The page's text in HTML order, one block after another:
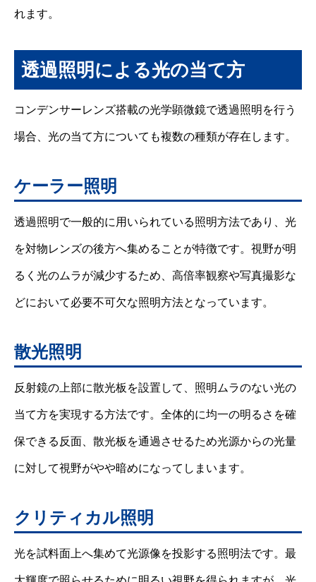
れます。
透過照明による光の当て方
コンデンサーレンズ搭載の光学顕微鏡で透過照明を行う
場合、光の当て方についても複数の種類が存在します。
ケーラー照明
透過照明で一般的に用いられている照明方法であり、光
を対物レンズの後方へ集めることが特徴です。視野が明
るく光のムラが減少するため、高倍率観察や写真撮影な
どにおいて必要不可欠な照明方法となっています。
散光照明
反射鏡の上部に散光板を設置して、照明ムラのない光の
当て方を実現する方法です。全体的に均一の明るさを確
保できる反面、散光板を通過させるため光源からの光量
に対して視野がやや暗めになってしまいます。
クリティカル照明
光を試料面上へ集めて光源像を投影する照明法です。最